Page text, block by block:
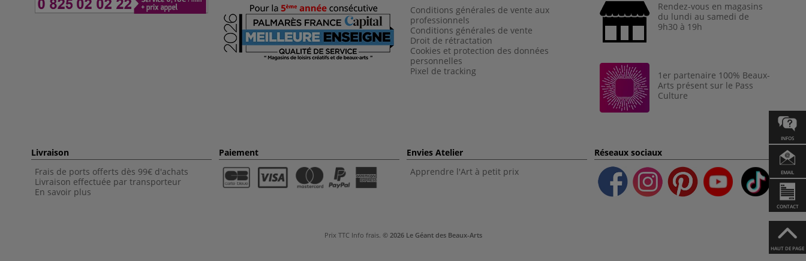
INFOS
EMAIL
CONTACT
HAUT DE PAGE
Conditions générales de vente aux
professionnels
Conditions générales de vente
Droit de rétractation
Cookies et protection des données
personnelles
Pixel de tracking
Rendez-vous en magasins
du lundi au samedi de
9h30 à 19h
1er partenaire 100% Beaux-
Arts présent sur le Pass
Culture
Livraison
Frais de ports offerts dès 99€ d'achats
Livraison effectuée par transporteur
En savoir plus
Paiement
Envies Atelier
Apprendre l'Art à petit prix
Réseaux sociaux
Prix TTC Info frais. © 2026 Le Géant des Beaux-Arts